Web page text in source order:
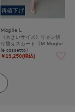
再値下げ
Maglie L
《大きいサイズ》リネン切
り替えスカート《M Maglie
le cassetto》
￥19,250(税込)